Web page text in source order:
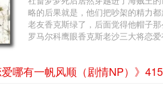
略的后果就是，他们把吵架的精力
老友香克斯绿了，后面觉得他帽子
罗马尔科鹰眼香克斯老沙三大将恋
爱哪有一帆风顺（剧情NP）》